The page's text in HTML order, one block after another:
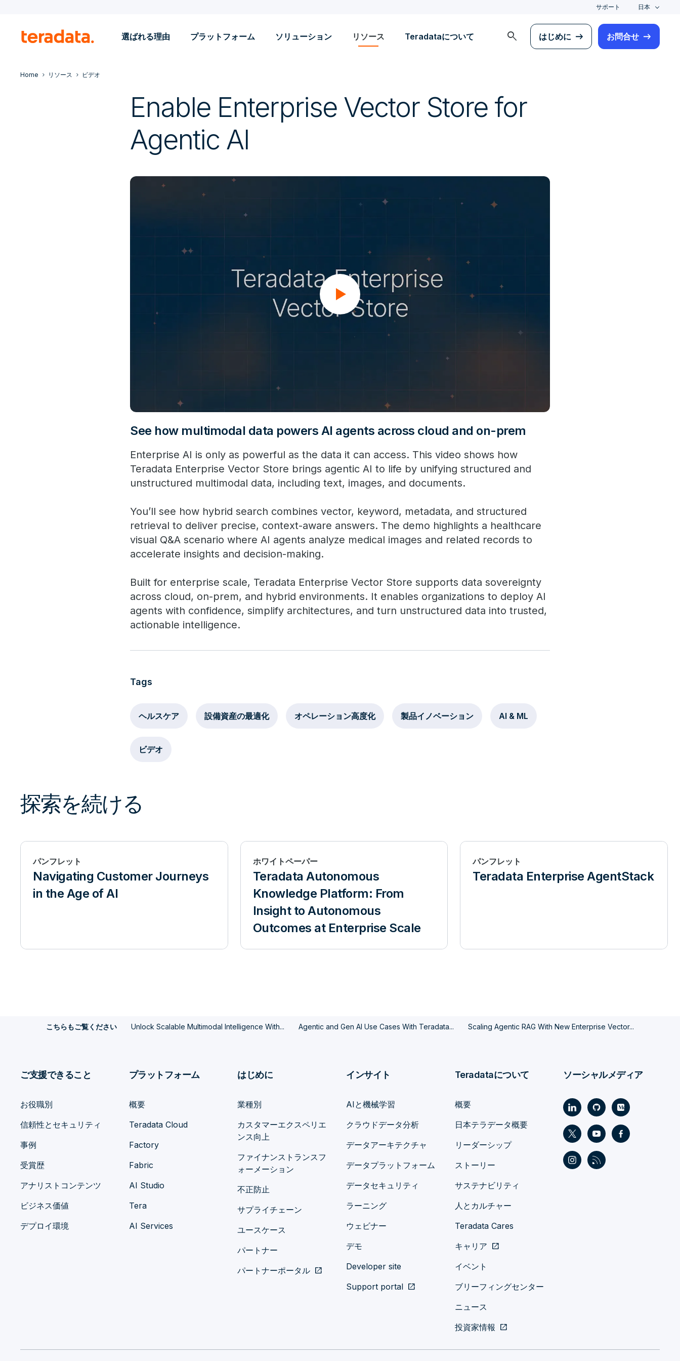
サポート 日本
選ばれる理由 プラットフォーム ソリューション リソース Teradataについて search はじめに お問合せ
Home リソース ビデオ
Enable Enterprise Vector Store for
Agentic AI
See how multimodal data powers AI agents across cloud and on-prem
Enterprise AI is only as powerful as the data it can access. This video shows how
Teradata Enterprise Vector Store brings agentic AI to life by unifying structured and
unstructured multimodal data, including text, images, and documents.
You’ll see how hybrid search combines vector, keyword, metadata, and structured
retrieval to deliver precise, context-aware answers. The demo highlights a healthcare
visual Q&A scenario where AI agents analyze medical images and related records to
accelerate insights and decision-making.
Built for enterprise scale, Teradata Enterprise Vector Store supports data sovereignty
across cloud, on-prem, and hybrid environments. It enables organizations to deploy AI
agents with confidence, simplify architectures, and turn unstructured data into trusted,
actionable intelligence.
Tags
ヘルスケア 設備資産の最適化 オペレーション高度化 製品イノベーション AI & ML
ビデオ
探索を続ける
パンフレット
Navigating Customer Journeys
in the Age of AI
ホワイトペーパー
Teradata Autonomous
Knowledge Platform: From
Insight to Autonomous
Outcomes at Enterprise Scale
パンフレット
Teradata Enterprise AgentStack
こちらもご覧ください Unlock Scalable Multimodal Intelligence With... Agentic and Gen AI Use Cases With Teradata... Scaling Agentic RAG With New Enterprise Vector...
ご支援できること
お役職別
信頼性とセキュリティ
事例
受賞歴
アナリストコンテンツ
ビジネス価値
デプロイ環境
プラットフォーム
概要
Teradata Cloud
Factory
Fabric
AI Studio
Tera
AI Services
はじめに
業種別
カスタマーエクスペリエ
ンス向上
ファイナンストランスフ
ォーメーション
不正防止
サプライチェーン
ユースケース
パートナー
パートナーポータル open_in_new
インサイト
AIと機械学習
クラウドデータ分析
データアーキテクチャ
データプラットフォーム
データセキュリティ
ラーニング
ウェビナー
デモ
Developer site
Support portal open_in_new
Teradataについて
概要
日本テラデータ概要
リーダーシップ
ストーリー
サステナビリティ
人とカルチャー
Teradata Cares
キャリア open_in_new
イベント
ブリーフィングセンター
ニュース
投資家情報 open_in_new
ソーシャルメディア